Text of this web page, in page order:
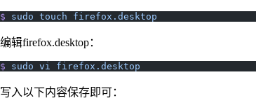
$ sudo touch firefox.desktop
编辑firefox.desktop：
$ sudo vi firefox.desktop
写入以下内容保存即可：